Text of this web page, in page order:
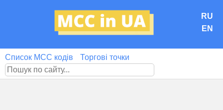
RU
EN
Список MCC кодів Торгові точки